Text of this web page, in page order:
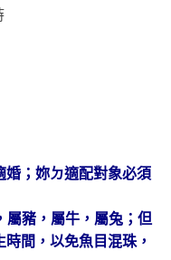
婚；妳ㄉ適配對象必須
屬豬，屬牛，屬兔；但
間，以免魚目混珠，